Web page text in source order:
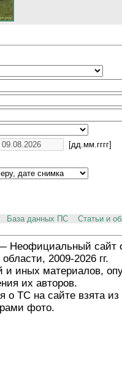
[дд.мм.гггг]
База данных ПС Статьи и
сайт
2009-2026 гг.
иных материалов,
их авторов.
ТС на сайте взята из
фото.